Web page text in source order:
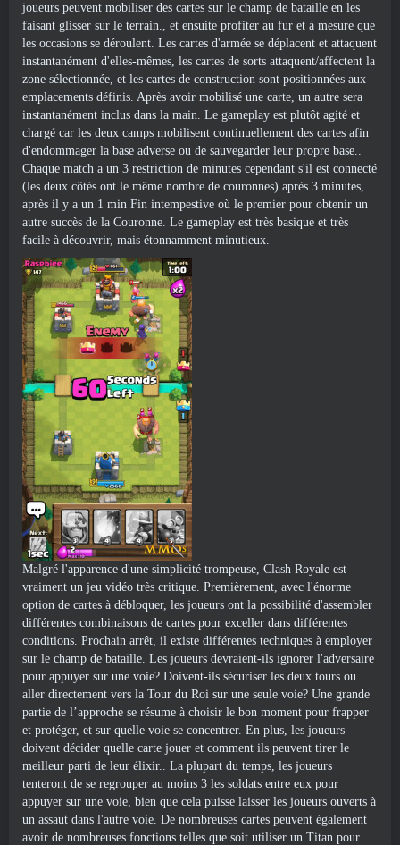
joueurs peuvent mobiliser des cartes sur le champ de bataille en les
faisant glisser sur le terrain., et ensuite profiter au fur et à mesure que
les occasions se déroulent. Les cartes d'armée se déplacent et attaquent
instantanément d'elles-mêmes, les cartes de sorts attaquent/affectent la
zone sélectionnée, et les cartes de construction sont positionnées aux
emplacements définis. Après avoir mobilisé une carte, un autre sera
instantanément inclus dans la main. Le gameplay est plutôt agité et
chargé car les deux camps mobilisent continuellement des cartes afin
d'endommager la base adverse ou de sauvegarder leur propre base..
Chaque match a un 3 restriction de minutes cependant s'il est connecté
(les deux côtés ont le même nombre de couronnes) après 3 minutes,
après il y a un 1 min Fin intempestive où le premier pour obtenir un
autre succès de la Couronne. Le gameplay est très basique et très
facile à découvrir, mais étonnamment minutieux.
Malgré l'apparence d'une simplicité trompeuse, Clash Royale est
vraiment un jeu vidéo très critique. Premièrement, avec l'énorme
option de cartes à débloquer, les joueurs ont la possibilité d'assembler
différentes combinaisons de cartes pour exceller dans différentes
conditions. Prochain arrêt, il existe différentes techniques à employer
sur le champ de bataille. Les joueurs devraient-ils ignorer l'adversaire
pour appuyer sur une voie? Doivent-ils sécuriser les deux tours ou
aller directement vers la Tour du Roi sur une seule voie? Une grande
partie de l’approche se résume à choisir le bon moment pour frapper
et protéger, et sur quelle voie se concentrer. En plus, les joueurs
doivent décider quelle carte jouer et comment ils peuvent tirer le
meilleur parti de leur élixir.. La plupart du temps, les joueurs
tenteront de se regrouper au moins 3 les soldats entre eux pour
appuyer sur une voie, bien que cela puisse laisser les joueurs ouverts à
un assaut dans l'autre voie. De nombreuses cartes peuvent également
avoir de nombreuses fonctions telles que soit utiliser un Titan pour